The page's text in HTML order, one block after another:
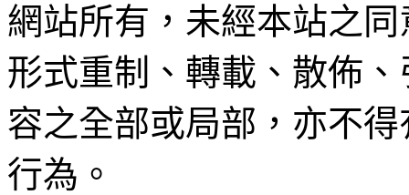
網站所有，未經本站之
形式重制、轉載、散佈
容之全部或局部，亦不
行為。